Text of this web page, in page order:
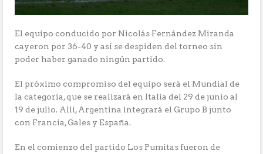
El equipo conducido por Nicolás Fernández Miranda
cayeron por 36-40 y así se despiden del torneo sin
poder haber ganado ningún partido.
El próximo compromiso del equipo será el Mundial de
la categoría, que se realizará en Italia del 29 de junio al
19 de julio. Allí, Argentina integrará el Grupo B junto
con Francia, Gales y España.
En el comienzo del partido Los Pumitas fueron de